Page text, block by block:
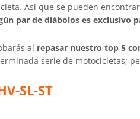
Así que se pueden
par de diábolos es exclusivo
al repasar nuestro top 5
serie de motocicletas;
SL-ST